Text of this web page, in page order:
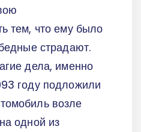
тем, что ему было
страдают.
дела, именно
году подложили
возле
одной из